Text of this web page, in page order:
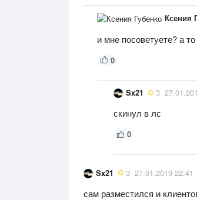
Ксения
и мне посоветуете? а
0
Sx21 3
скинул в лс
0
Sx21 3 27.01.2019 22:41
сам разместился и